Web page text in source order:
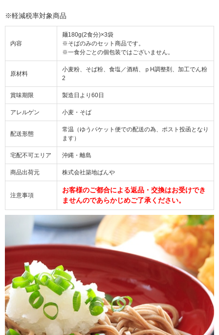
※軽減税率対象商品
内容
麺180g(2食分)×3袋
※そばのみのセット商品です。
※一食分ごとの個包装ではございません。
原材料
小麦粉、そば粉、食塩／酒精、ｐH調整剤、加工でん粉
2
賞味期限 製造日より60日
アレルゲン 小麦・そば
配送形態
常温（ゆうパケット便での配送の為、ポスト投函となり
ます）
宅配不可エリア 沖縄・離島
商品出荷元 株式会社築地ばんや
注意事項
お客様のご都合による返品・交換はお受けでき
ませんのであらかじめご了承ください。